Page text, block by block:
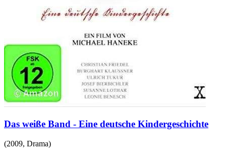
Das weiße Band - Eine deutsche Kindergeschichte
(2009, Drama)